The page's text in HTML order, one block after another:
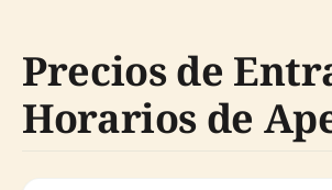
Precios de
Horarios de